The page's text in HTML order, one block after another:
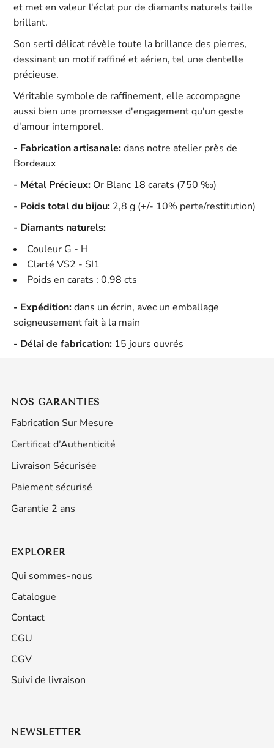
et met en valeur l'éclat pur de diamants naturels taille
brillant.
Son serti délicat révèle toute la brillance des pierres,
dessinant un motif raffiné et aérien, tel une dentelle
précieuse.
Véritable symbole de raffinement, elle accompagne
aussi bien une promesse d'engagement qu'un geste
d'amour intemporel.
- Fabrication artisanale:dans notre atelier près de
Bordeaux
- Métal Précieux: Or Blanc 18 carats (750 ‰)
- Poids total du bijou: 2,8 g (+/- 10% perte/restitution)
- Diamants naturels:
Couleur G - H
Clarté VS2 - SI1
Poids en carats : 0,98 cts
- Expédition:dans un écrin, avec un emballage
soigneusement fait à la main
- Délai de fabrication: 15 jours ouvrés
NOS GARANTIES
Fabrication Sur Mesure
Certificat d’Authenticité
Livraison Sécurisée
Paiement sécurisé
Garantie 2 ans
EXPLORER
Qui sommes-nous
Catalogue
Contact
CGU
CGV
Suivi de livraison
NEWSLETTER